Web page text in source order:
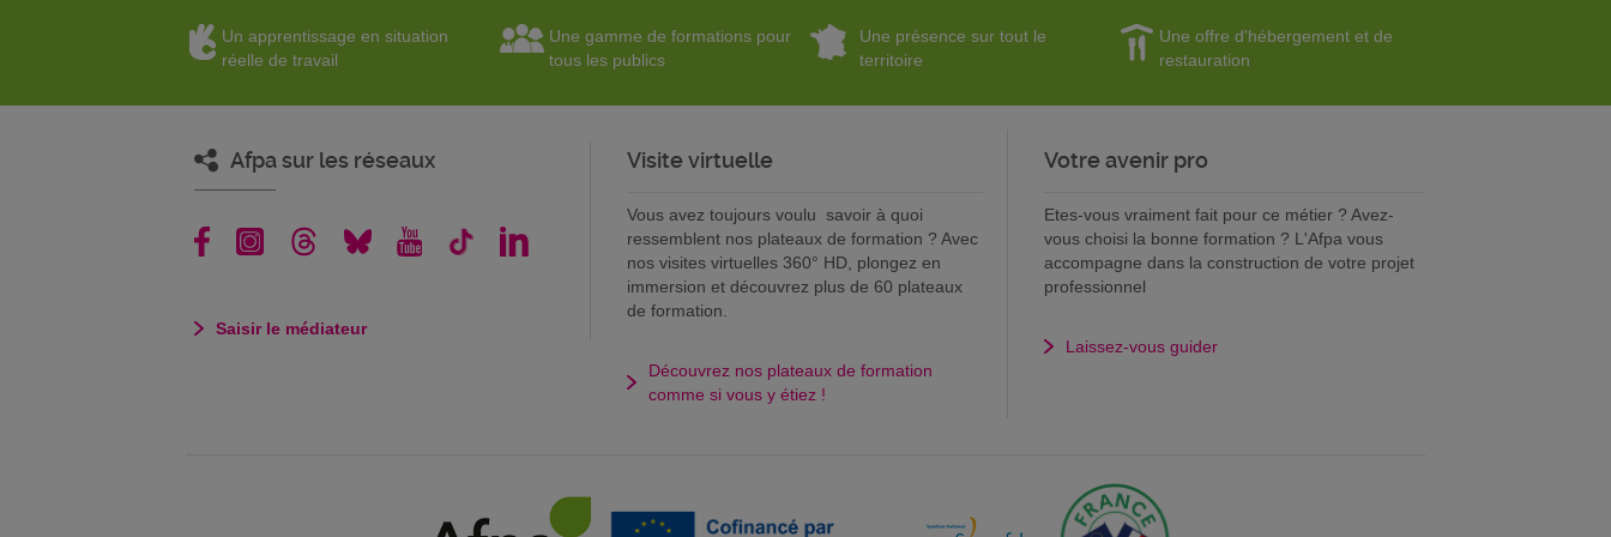
Un apprentissage en situation
réelle de travail
Une gamme de formations pour
tous les publics
Une présence sur tout le
territoire
Une offre d'hébergement et de
restauration
Afpa sur les réseaux
Saisir le médiateur
Visite virtuelle
Vous avez toujours voulu savoir à quoi
ressemblent nos plateaux de formation ? Avec
nos visites virtuelles 360° HD, plongez en
immersion et découvrez plus de 60 plateaux
de formation.
Découvrez nos plateaux de formation
comme si vous y étiez !
Votre avenir pro
Etes-vous vraiment fait pour ce métier ? Avez-
vous choisi la bonne formation ? L'Afpa vous
accompagne dans la construction de votre projet
professionnel
Laissez-vous guider